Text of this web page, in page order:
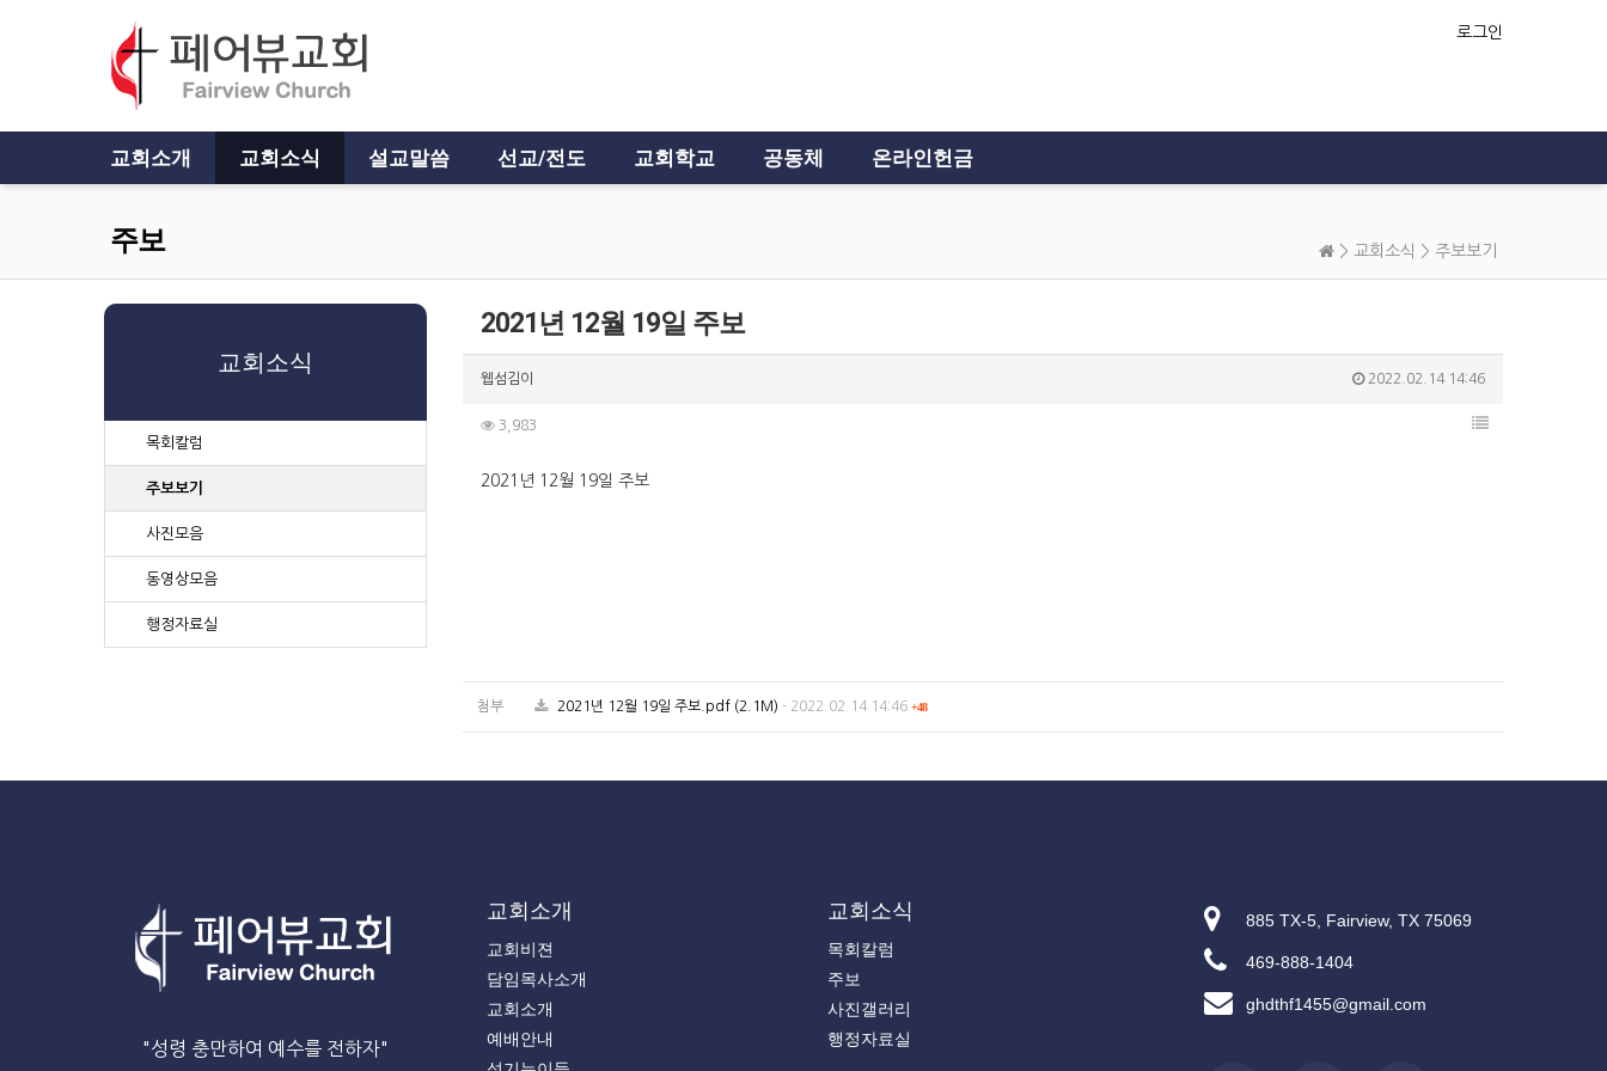
로그인
교회소개 교회소식 설교말씀 선교/전도 교회학교 공동체 온라인헌금
주보 > 교회소식 > 주보보기
2021년 12월 19일 주보
웹섬김이 2022.02.14 14:46
3,983
2021년 12월 19일 주보
첨부 2021년 12월 19일 주보.pdf (2.1M) - 2022.02.14 14:46 +48
교회소식
목회칼럼
주보보기
사진모음
동영상모음
행정자료실
"성령 충만하여 예수를 전하자"
교회소개
교회비젼
담임목사소개
교회소개
예배안내
교회소식
목회칼럼
주보
사진갤러리
행정자료실
885 TX-5, Fairview, TX 75069
469-888-1404
ghdthf1455@gmail.com